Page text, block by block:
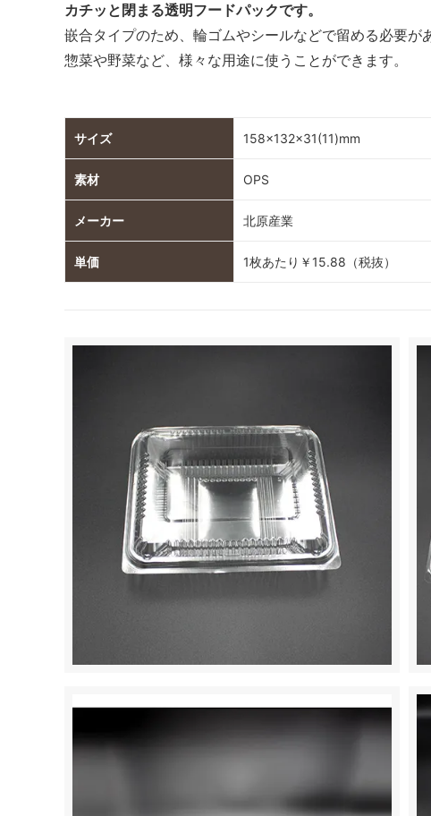
カチッと閉まる透明フードパックです。
嵌合タイプのため、輪ゴムやシールなどで留める必要が
惣菜や野菜など、様々な用途に使うことができます。
サイズ 158×132×31(11)mm
素材 OPS
メーカー 北原産業
単価 1枚あたり￥15.88（税抜）